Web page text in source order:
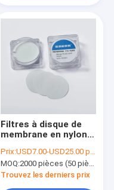
Filtres à disque de
membrane en nylon
0,22 μm
Prix:USD7.00-USD25.00 per pack
MOQ:2000 pièces (50 pièces par emballage)
Trouvez les derniers prix